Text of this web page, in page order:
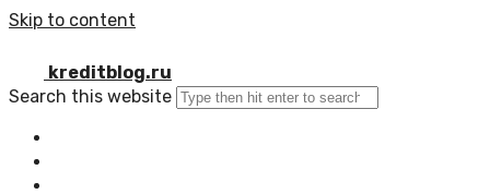
Skip to content
kreditblog.ru
Search this website